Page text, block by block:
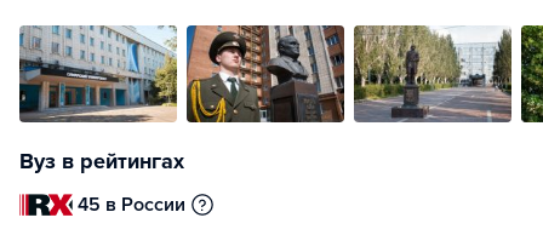
Вуз в рейтингах
45 в России